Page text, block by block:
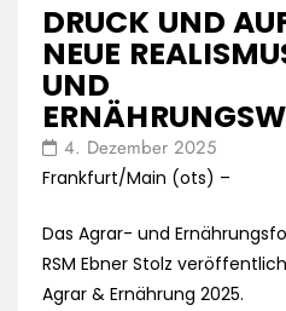
DRUCK UND
NEUE
UND
4. Dezember 2025
Frankfurt/Main (ots) –
Das Agrar- und
RSM Ebner Stolz
Agrar & Ernährung 2025.